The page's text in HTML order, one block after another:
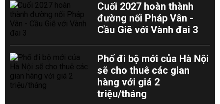
Cuối 2027 hoàn thành
đường nối Pháp Vân -
Cầu Giẽ với Vành đai 3
Phố đi bộ mới của Hà Nội
sẽ cho thuê các gian
hàng với giá 2
triệu/tháng